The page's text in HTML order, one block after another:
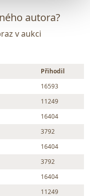
autora?
v aukci
Přihodil
16593
11249
16404
3792
16404
3792
16404
11249